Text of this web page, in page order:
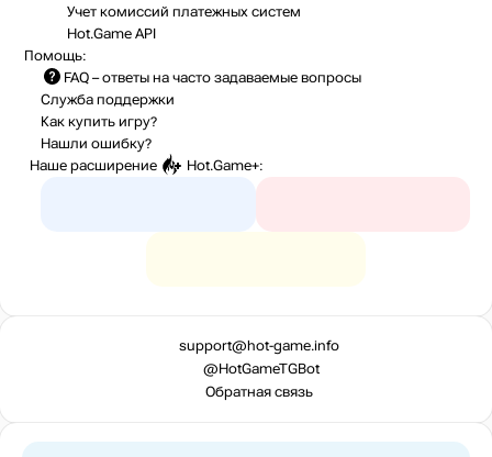
Учет комиссий платежных систем
Hot.Game API
Помощь:
FAQ – ответы на часто задаваемые вопросы
Служба поддержки
Как купить игру?
Нашли ошибку?
Наше расширение
Hot.Game+:
support@hot-game.info
@HotGameTGBot
Обратная связь